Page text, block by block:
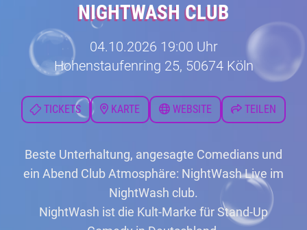
NIGHTWASH CLUB
04.10.2026 19:00 Uhr
Hohenstaufenring 25, 50674 Köln
TICKETS KARTE WEBSITE TEILEN
Beste Unterhaltung, angesagte Comedians und
ein Abend Club Atmosphäre: NightWash Live im
NightWash club.
NightWash ist die Kult-Marke für Stand-Up